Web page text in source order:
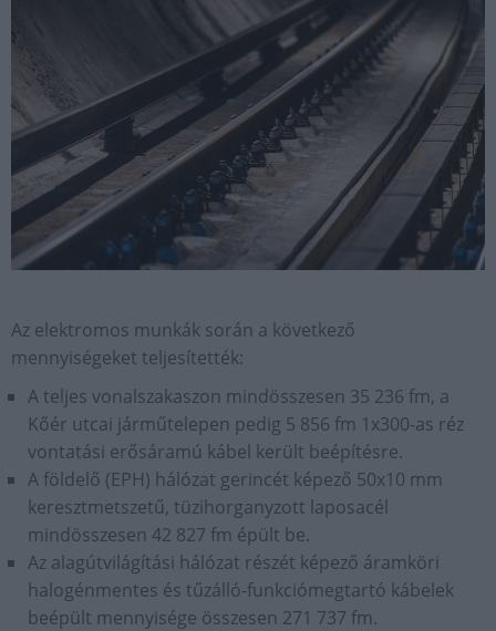
Az elektromos munkák során a következő
mennyiségeket teljesítették:
A teljes vonalszakaszon mindösszesen 35 236 fm, a
Kőér utcai járműtelepen pedig 5 856 fm 1x300-as réz
vontatási erősáramú kábel került beépítésre.
A földelő (EPH) hálózat gerincét képező 50x10 mm
keresztmetszetű, tüzihorganyzott laposacél
mindösszesen 42 827 fm épült be.
Az alagútvilágítási hálózat részét képező áramköri
halogénmentes és tűzálló-funkciómegtartó kábelek
beépült mennyisége összesen 271 737 fm.